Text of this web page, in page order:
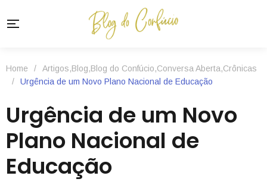
Home / Artigos,Blog,Blog do Confúcio,Conversa Aberta,Crônicas
/
Urgência de um Novo Plano Nacional de Educação
Urgência de um Novo
Plano Nacional de
Educação